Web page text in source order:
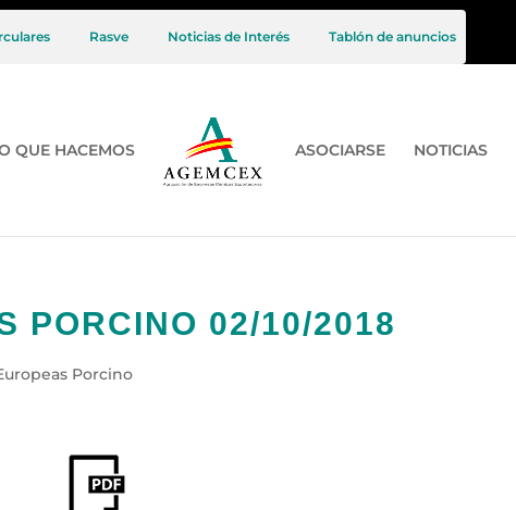
Rasve Noticias de Interés Tablón de anuncios
QUE HACEMOS ASOCIARSE NOTICIAS
PORCINO 02/10/2018
Porcino